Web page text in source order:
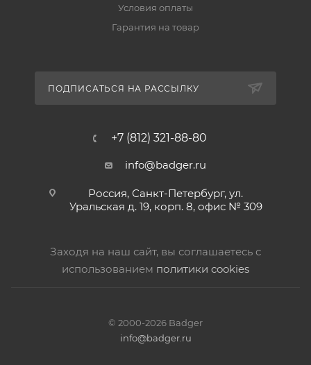
Условия оплаты
Гарантия на товар
ПОДПИСАТЬСЯ НА РАССЫЛКУ
+7 (812) 321-88-80
info@badger.ru
Россия, Санкт-Петербург, ул.
Уральская д. 19, корп. 8, офис № 309
Заходя на наш сайт, вы соглашаетесь с
использованием политики cookies
© 2000-2026 Badger
info@badger.ru